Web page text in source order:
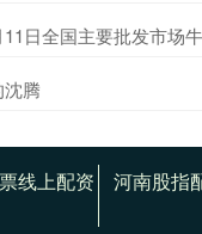
日全国主要批发市场
沈腾
线上配资 河南股指